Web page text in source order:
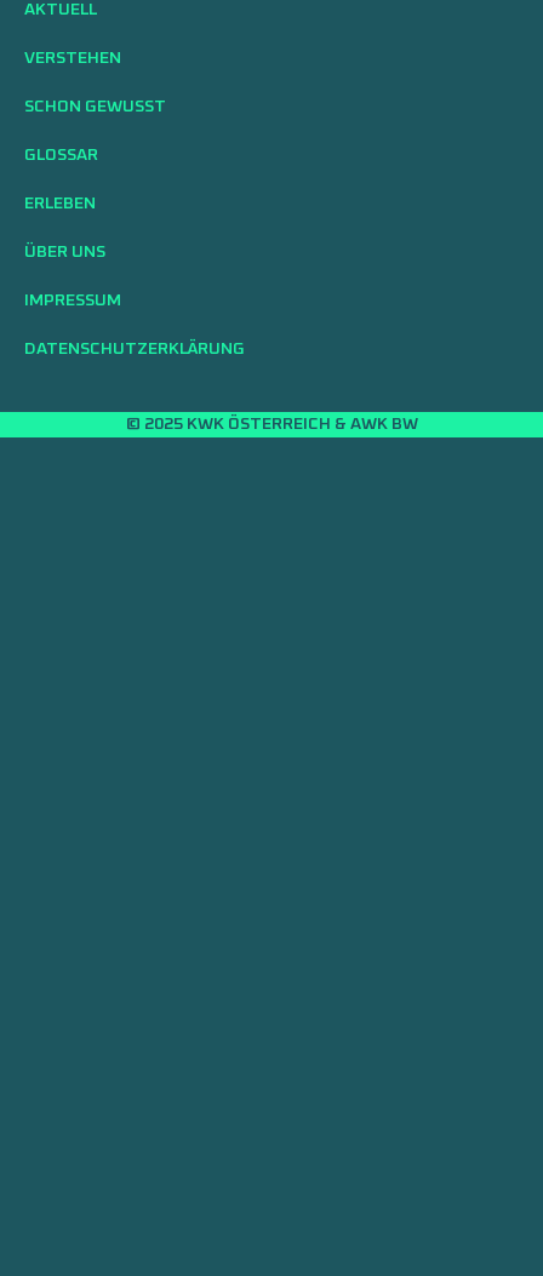
AKTUELL
VERSTEHEN
SCHON GEWUSST
GLOSSAR
ERLEBEN
ÜBER UNS
IMPRESSUM
DATENSCHUTZERKLÄRUNG
© 2025 KWK ÖSTERREICH & AWK BW